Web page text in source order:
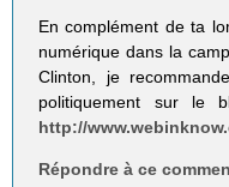
En complément de ta
numérique dans la
Clinton, je
politiquement sur le
http://
Répondre à ce